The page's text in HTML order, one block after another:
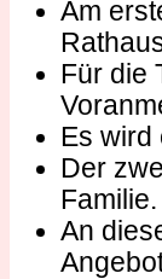
Am
Für die
Es wird
Der
Familie.
An